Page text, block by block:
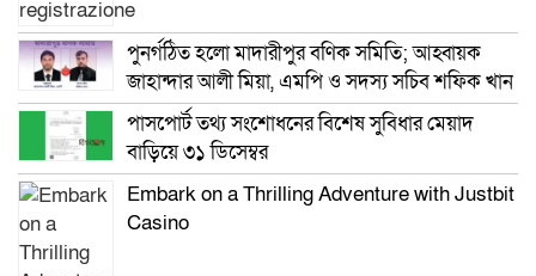
পুনর্গঠিত হলো মাদারীপুর বণিক সমিতি; আহ্বায়ক
জাহান্দার আলী মিয়া, এমপি ও সদস্য সচিব শফিক খান
পাসপোর্ট তথ্য সংশোধনের বিশেষ সুবিধার মেয়াদ
বাড়িয়ে ৩১ ডিসেম্বর
Embark on a Thrilling Adventure with Justbit
Casino